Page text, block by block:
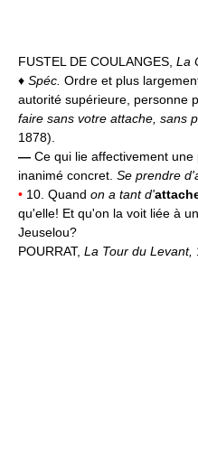
FUSTEL DE COULANGES, La
♦ Spéc. Ordre et plus
autorité supérieure, personne
faire sans votre attache, sans
1878).
— Ce qui lie affectivement
inanimé concret. Se prendre
• 10. Quand on a tant d'
qu'elle! Et qu'on la voit liée à
Jeuselou?
POURRAT, La Tour du Levant,